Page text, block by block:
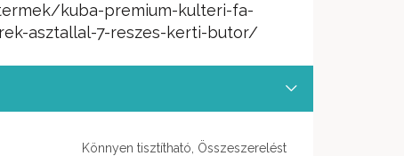
kuba-premium-kulteri-fa-
asztallal-7-reszes-kerti-butor/
Könnyen tisztítható, Összeszerelést